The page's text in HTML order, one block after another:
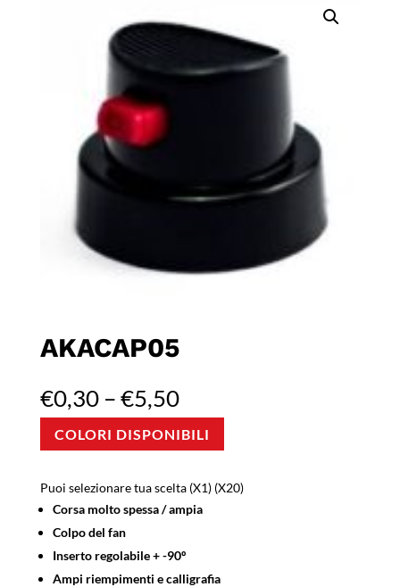
AKACAP05
€0,30–€5,50
COLORI DISPONIBILI
Puoi selezionare tua scelta (X1) (X20)
Corsa molto spessa / ampia
Colpo del fan
Inserto regolabile + -90º
Ampi riempimenti e calligrafia